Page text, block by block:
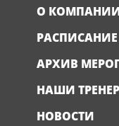
О
АРХИВ
НАШИ
НОВОСТИ